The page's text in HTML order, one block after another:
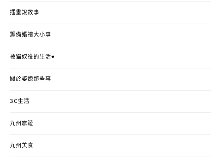
插畫說故事
籌備婚禮大小事
被貓奴役的生活♥
關於婆媳那些事
3C生活
九州旅遊
九州美食